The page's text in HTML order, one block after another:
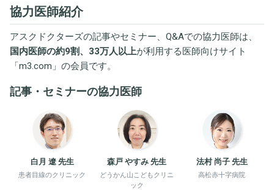
協力医師紹介
アスクドクターズの記事やセミナー、Q&Aでの協力医師は、
国内医師の約9割、33万人以上が利用する医師向けサイト
「m3.com 」の会員です。
記事・セミナーの協力医師
白月 遼 先生
患者目線のクリニック
森戸 やすみ 先生
どうかん山こどもクリニ
ック
法村 尚子 先生
高松赤十字病院